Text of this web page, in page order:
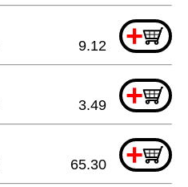
+
9.12
+
3.49
+
65.30